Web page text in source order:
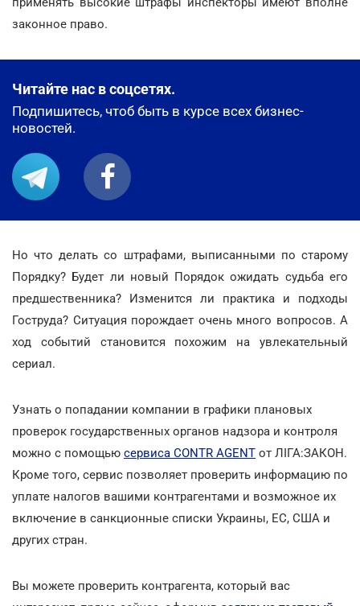
законное право.
Читайте нас в соцсетях.
Подпишитесь, чтоб быть в курсе всех бизнес-
новостей.
Но что делать со штрафами, выписанными по старому
Порядку? Будет ли новый Порядок ожидать судьба его
предшественника? Изменится ли практика и подходы
Гоструда? Ситуация порождает очень много вопросов. А
ход событий становится похожим на увлекательный
сериал.
Узнать о попадании компании в графики плановых
проверок государственных органов надзора и контроля
можно с помощью сервиса CONTR AGENT от ЛІГА:ЗАКОН.
Кроме того, сервис позволяет проверить информацию по
уплате налогов вашими контрагентами и возможное их
включение в санкционные списки Украины, ЕС, США и
других стран.
Вы можете проверить контрагента, который вас